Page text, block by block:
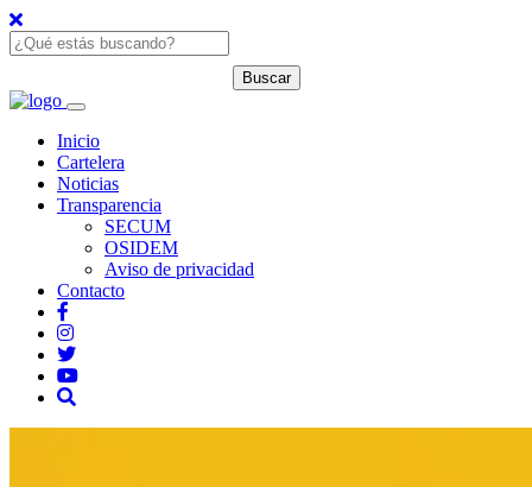
Inicio
Cartelera
Noticias
Transparencia
SECUM
OSIDEM
Aviso de privacidad
Contacto